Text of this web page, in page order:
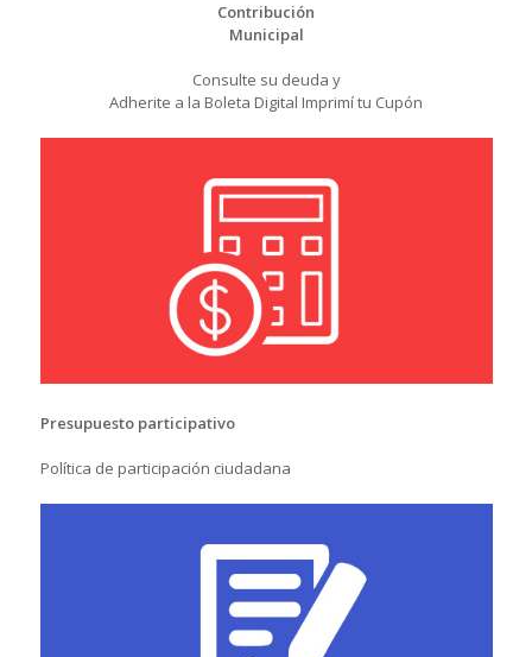
Contribución
Municipal
Consulte su deuda y
Adherite a la Boleta Digital Imprimí tu Cupón
Presupuesto participativo
Política de participación ciudadana